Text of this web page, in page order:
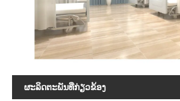
ຜະ​ລິດ​ຕະ​ພັນ​ທີ່​ກ່ຽວ​ຂ້ອງ